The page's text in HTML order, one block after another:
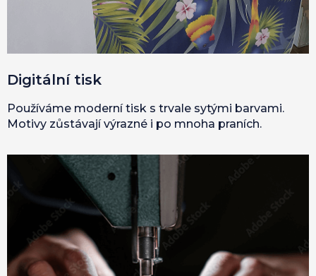
Digitální tisk
Používáme moderní tisk s trvale sytými barvami.
Motivy zůstávají výrazné i po mnoha praních.